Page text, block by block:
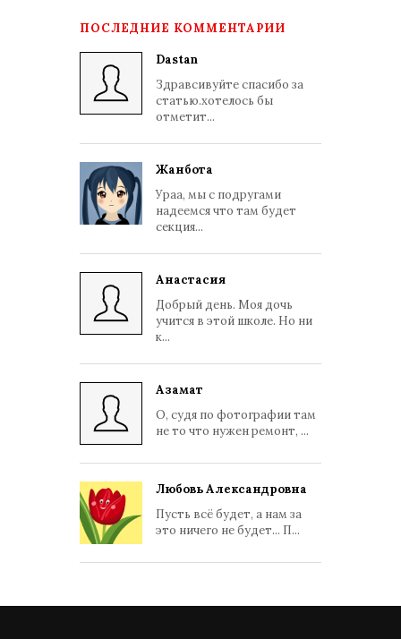
ПОСЛЕДНИЕ КОММЕНТАРИИ
Dastan
Здравсивуйте спасибо за
статью.хотелось бы
отметит...
Жанбота
Ураа, мы с подругами
надеемся что там будет
секция...
Анастасия
Добрый день. Моя дочь
учится в этой школе. Но ни
к...
Азамат
О, судя по фотографии там
не то что нужен ремонт, ...
Любовь Александровна
Пусть всё будет, а нам за
это ничего не будет... П...